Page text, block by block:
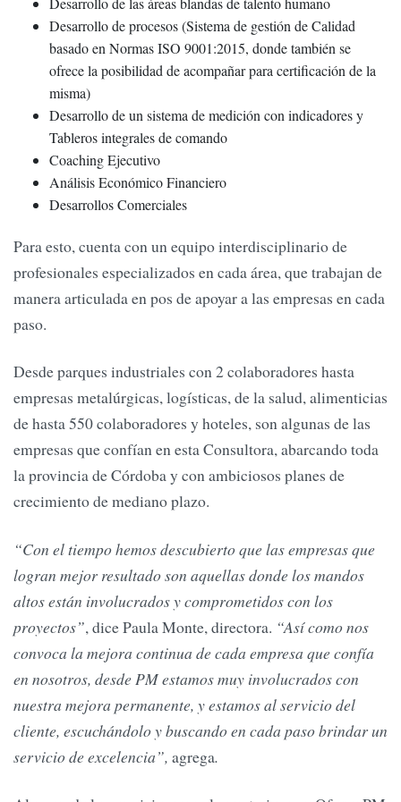
Desarrollo de procesos (Sistema de gestión de Calidad
basado en Normas ISO 9001:2015, donde también se
ofrece la posibilidad de acompañar para certificación de la
misma)
Desarrollo de un sistema de medición con indicadores y
Tableros integrales de comando
Coaching Ejecutivo
Análisis Económico Financiero
Desarrollos Comerciales
Para esto, cuenta con un equipo interdisciplinario de
profesionales especializados en cada área, que trabajan de
manera articulada en pos de apoyar a las empresas en cada
paso.
Desde parques industriales con 2 colaboradores hasta
empresas metalúrgicas, logísticas, de la salud, alimenticias
de hasta 550 colaboradores y hoteles, son algunas de las
empresas que confían en esta Consultora, abarcando toda
la provincia de Córdoba y con ambiciosos planes de
crecimiento de mediano plazo.
“Con el tiempo hemos descubierto que las empresas que
logran mejor resultado son aquellas donde los mandos
altos están involucrados y comprometidos con los
proyectos”, dice Paula Monte, directora. “Así como nos
convoca la mejora continua de cada empresa que confía
en nosotros, desde PM estamos muy involucrados con
nuestra mejora permanente, y estamos al servicio del
cliente, escuchándolo y buscando en cada paso brindar un
servicio de excelencia”, agrega.